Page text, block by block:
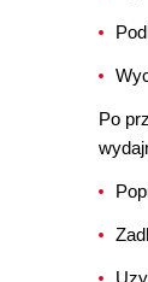
Po